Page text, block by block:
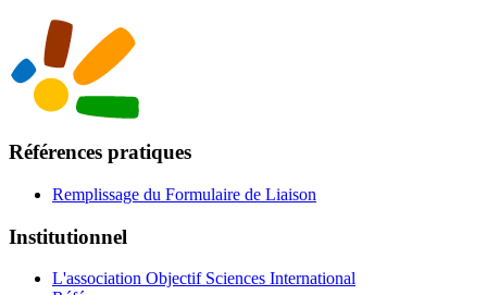
Références pratiques
Remplissage du Formulaire de Liaison
Institutionnel
L'association Objectif Sciences International